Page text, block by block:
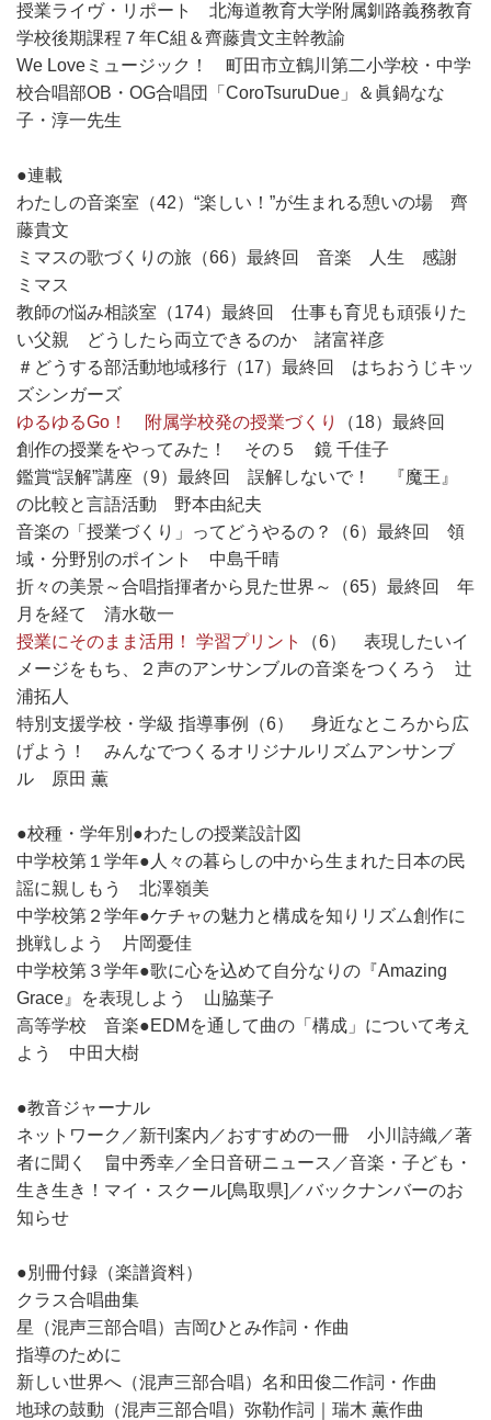
授業ライヴ・リポート 北海道教育大学附属釧路義務教育
学校後期課程７年C組＆齊藤貴文主幹教諭
We Loveミュージック！ 町田市立鶴川第二小学校・中学
校合唱部OB・OG合唱団「CoroTsuruDue」＆眞鍋なな
子・淳一先生
●連載
わたしの音楽室（42）“楽しい！”が生まれる憩いの場 齊
藤貴文
ミマスの歌づくりの旅（66）最終回 音楽 人生 感謝
ミマス
教師の悩み相談室（174）最終回 仕事も育児も頑張りた
い父親 どうしたら両立できるのか 諸富祥彦
＃どうする部活動地域移行（17）最終回 はちおうじキッ
ズシンガーズ
ゆるゆるGo！ 附属学校発の授業づくり
（18）最終回
創作の授業をやってみた！ その５ 鏡 千佳子
鑑賞“誤解”講座（9）最終回 誤解しないで！ 『魔王』
の比較と言語活動 野本由紀夫
音楽の「授業づくり」ってどうやるの？（6）最終回 領
域・分野別のポイント 中島千晴
折々の美景～合唱指揮者から見た世界～（65）最終回 年
月を経て 清水敬一
授業にそのまま活用！ 学習プリント
（6） 表現したいイ
メージをもち、２声のアンサンブルの音楽をつくろう 辻
浦拓人
特別支援学校・学級 指導事例（6） 身近なところから広
げよう！ みんなでつくるオリジナルリズムアンサンブ
ル 原田 薫
●校種・学年別●わたしの授業設計図
中学校第１学年●人々の暮らしの中から生まれた日本の民
謡に親しもう 北澤嶺美
中学校第２学年●ケチャの魅力と構成を知りリズム創作に
挑戦しよう 片岡憂佳
中学校第３学年●歌に心を込めて自分なりの『Amazing
Grace』を表現しよう 山脇葉子
高等学校 音楽●EDMを通して曲の「構成」について考え
よう 中田大樹
●教音ジャーナル
ネットワーク／新刊案内／おすすめの一冊 小川詩織／著
者に聞く 畠中秀幸／全日音研ニュース／音楽・子ども・
生き生き！マイ・スクール[鳥取県]／バックナンバーのお
知らせ
●別冊付録（楽譜資料）
クラス合唱曲集
星（混声三部合唱）吉岡ひとみ作詞・作曲
指導のために
新しい世界へ（混声三部合唱）名和田俊二作詞・作曲
地球の鼓動（混声三部合唱）弥勒作詞｜瑞木 薫作曲